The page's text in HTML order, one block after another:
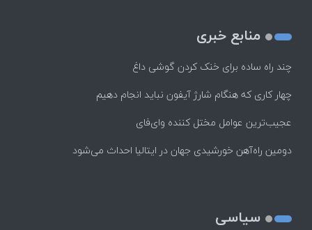
منابع خبری
چند راه‌ ساده برای خنک کردن گوشی داغ
چهار کاری که هنگام شارژ آیفون نباید انجام دهیم
عجیب‌ترین عوامل مختل کننده وای‌فای
دومین راه‌آهن خورشیدی جهان در ایتالیا احداث می‌شود
سیاسی